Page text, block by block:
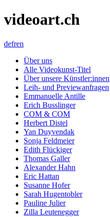
videoart.ch
defren
Über uns
Alle Videokunst-Titel
Über unsere Künstler:innen
Leih- und Previewanfragen
Emmanuelle Antille
Erich Busslinger
COM & COM
Herbert Distel
Yan Duyvendak
Sonja Feldmeier
Edith Flückiger
Thomas Galler
Alexander Hahn
Eric Hattan
Susanne Hofer
Sarah Hugentobler
Pauline Julier
Zilla Leutenegger